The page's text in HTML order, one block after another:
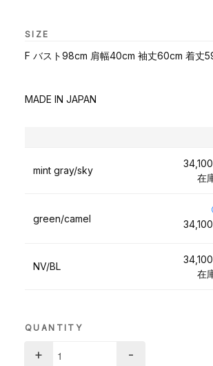
SIZE
F バスト98cm 肩幅40cm 袖丈60cm 着丈
MADE IN JAPAN
mint gray/sky
在
green/camel
NV/BL
在
QUANTITY
+ -